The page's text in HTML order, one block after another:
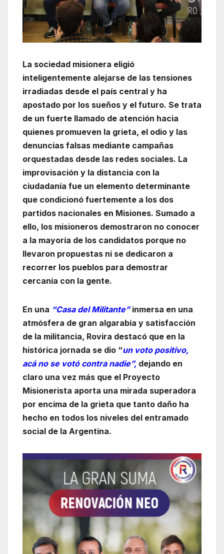
La sociedad misionera eligió
inteligentemente alejarse de las tensiones
irradiadas desde el país central y ha
apostado por los sueños y el futuro. Se trata
de un fuerte llamado de atención hacia
quienes promueven la grieta, el odio y las
denuncias falsas mediante campañas
orquestadas desde las redes sociales. La
improvisación y la distancia con la
ciudadanía fue un elemento determinante
que condicionó fuertemente a los dos
partidos nacionales en Misiones. Sumado a
ello, los misioneros demostraron no conocer
a la mayoría de los candidatos porque no
llevaron propuestas ni se dedicaron a
recorrer los pueblos para demostrar
cercanía con la gente.
En una “Casa del Militante”inmersa en una
atmósfera de gran algarabía y satisfacción
de la militancia, Rovira destacó que en la
histórica jornada se dio “un voto positivo,
acá no se votó contra nadie”, dejando en
claro una vez más que el Proyecto
Misionerista aporta una mirada superadora
por encima de la grieta que tanto daño ha
hecho en todos los niveles del entramado
social de la Argentina.